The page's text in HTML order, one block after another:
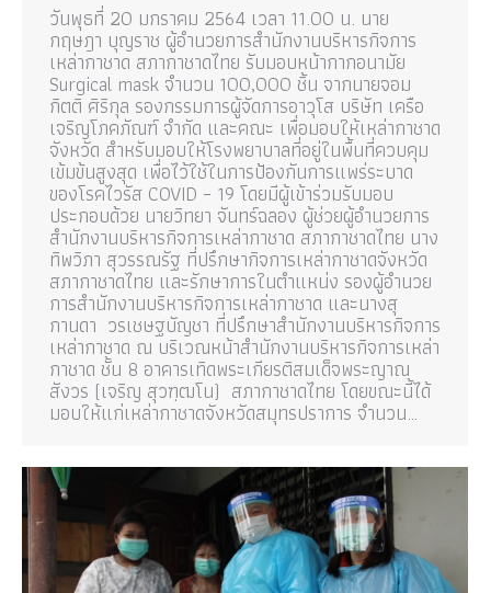
วันพุธที่ 20 มกราคม 2564 เวลา 11.00 น. นาย
กฤษฎา บุญราช ผู้อำนวยการสำนักงานบริหารกิจการ
เหล่ากาชาด สภากาชาดไทย รับมอบหน้ากากอนามัย
Surgical mask จำนวน 100,000 ชิ้น จากนายจอม
กิตติ ศิริกุล รองกรรมการผู้จัดการอาวุโส บริษัท เครือ
เจริญโภคภัณฑ์ จำกัด และคณะ เพื่อมอบให้เหล่ากาชาด
จังหวัด สำหรับมอบให้โรงพยาบาลที่อยู่ในพื้นที่ควบคุม
เข้มข้นสูงสุด เพื่อไว้ใช้ในการป้องกันการแพร่ระบาด
ของโรคไวรัส COVID – 19 โดยมีผู้เข้าร่วมรับมอบ
ประกอบด้วย นายวิทยา จันทร์ฉลอง ผู้ช่วยผู้อำนวยการ
สำนักงานบริหารกิจการเหล่ากาชาด สภากาชาดไทย นาง
ทิพวิภา สุวรรณรัฐ ที่ปรึกษากิจการเหล่ากาชาดจังหวัด
สภากาชาดไทย และรักษาการในตำแหน่ง รองผู้อำนวย
การสำนักงานบริหารกิจการเหล่ากาชาด และนางสุ
กานดา วรเชษฐบัญชา ที่ปรึกษาสำนักงานบริหารกิจการ
เหล่ากาชาด ณ บริเวณหน้าสำนักงานบริหารกิจการเหล่า
กาชาด ชั้น 8 อาคารเทิดพระเกียรติสมเด็จพระญาณ
สังวร (เจริญ สุวฑฺฒโน) สภากาชาดไทย โดยขณะนี้ได้
มอบให้แก่เหล่ากาชาดจังหวัดสมุทรปราการ จำนวน…